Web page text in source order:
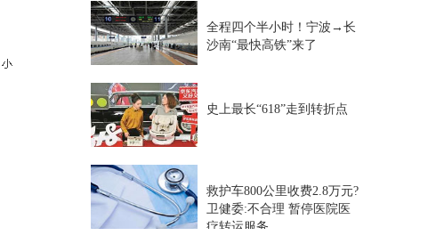
全程四个半小时！宁波→长
沙南“最快高铁”来了
史上最长“618”走到转折点
救护车800公里收费2.8万元?
卫健委:不合理 暂停医院医
疗转运服务